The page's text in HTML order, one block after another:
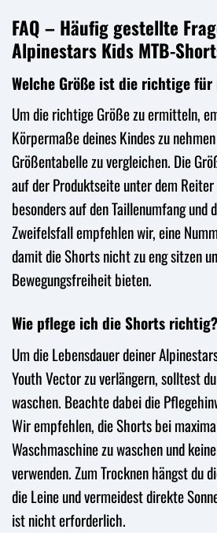
FAQ – Häufig gestellte
Alpinestars Kids MTB-
Welche Größe ist die richtige für
Um die richtige Größe zu ermitteln,
Körpermaße deines Kindes zu
Größentabelle zu vergleichen. Die
auf der Produktseite unter dem Reiter
besonders auf den Taillenumfang und
Zweifelsfall empfehlen wir, eine
damit die Shorts nicht zu eng sitzen
Bewegungsfreiheit bieten.
Wie pflege ich die Shorts richtig?
Um die Lebensdauer deiner
Youth Vector zu verlängern, solltest
waschen. Beachte dabei die
Wir empfehlen, die Shorts bei
Waschmaschine zu waschen und
verwenden. Zum Trocknen hängst du
die Leine und vermeidest direkte
ist nicht erforderlich.